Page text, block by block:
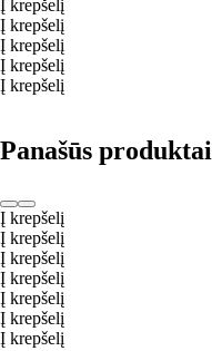
Į krepšelį
Į krepšelį
Į krepšelį
Į krepšelį
Į krepšelį
Panašūs produktai
Į krepšelį
Į krepšelį
Į krepšelį
Į krepšelį
Į krepšelį
Į krepšelį
Į krepšelį